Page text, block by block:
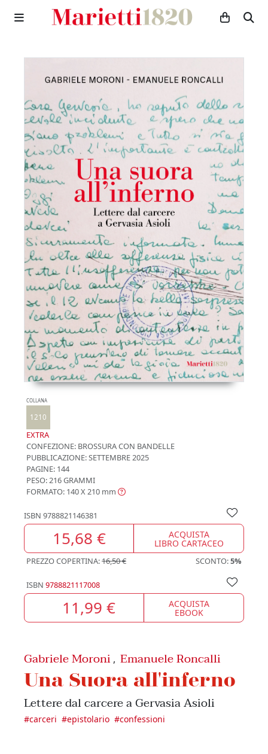
COLLANA
1210
EXTRA
CONFEZIONE: BROSSURA CON BANDELLE
PUBBLICAZIONE:SETTEMBRE 2025
PAGINE: 144
PESO: 216 GRAMMI
FORMATO: 140 X 210 mm
ISBN 9788821146381
15,68 € ACQUISTA
LIBRO CARTACEO
PREZZO COPERTINA:16,50 € SCONTO:5%
ISBN 9788821117008
11,99 € ACQUISTA
EBOOK
Gabriele Moroni , Emanuele Roncalli
Una Suora all'inferno
Lettere dal carcere a Gervasia Asioli
#carceri #epistolario #confessioni